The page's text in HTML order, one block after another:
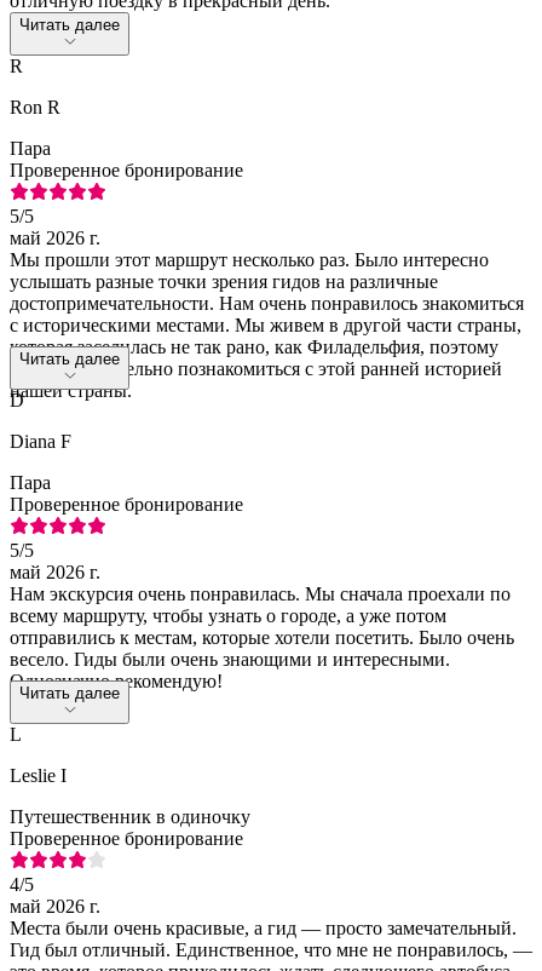
Читать далее
R
Ron R
Пара
Проверенное бронирование
5/5
май 2026 г.
Мы прошли этот маршрут несколько раз. Было интересно
услышать разные точки зрения гидов на различные
достопримечательности. Нам очень понравилось знакомиться
с историческими местами. Мы живем в другой части страны,
которая заселилась не так рано, как Филадельфия, поэтому
очень увлекательно познакомиться с этой ранней историей
нашей страны.
Читать далее
D
Diana F
Пара
Проверенное бронирование
5/5
май 2026 г.
Нам экскурсия очень понравилась. Мы сначала проехали по
всему маршруту, чтобы узнать о городе, а уже потом
отправились к местам, которые хотели посетить. Было очень
весело. Гиды были очень знающими и интересными.
Однозначно рекомендую!
Читать далее
L
Leslie I
Путешественник в одиночку
Проверенное бронирование
4/5
май 2026 г.
Места были очень красивые, а гид — просто замечательный.
Гид был отличный. Единственное, что мне не понравилось, —